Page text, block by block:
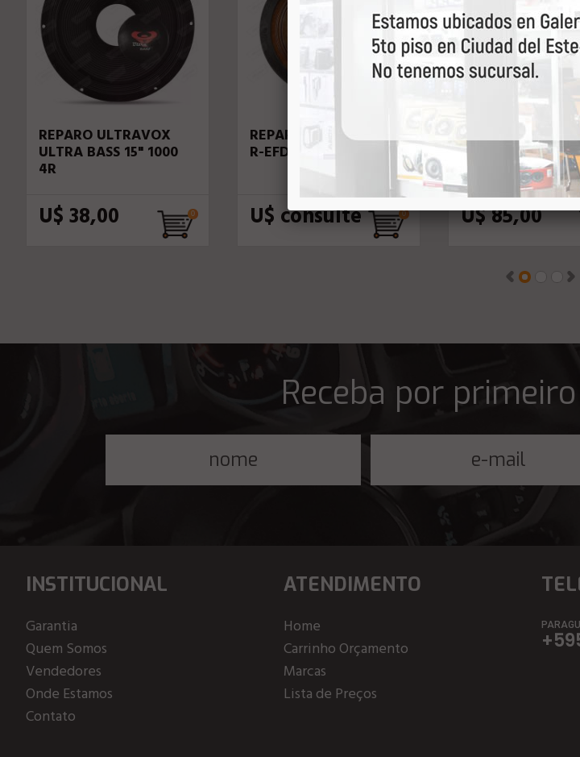
REPARO ULTRAVOX
ULTRA BASS 15" 1000
4R
U$ 38,00
REPARO EROS DRIVER
R-EFD-300
U$ consulte
REPARO EROS
HAMMER 5.2 4R
U$ 85,00
Receba por
INSTITUCIONAL
Garantia
Quem Somos
Vendedores
Onde Estamos
Contato
ATENDIMENTO
Home
Carrinho Orçamento
Marcas
Lista de Preços